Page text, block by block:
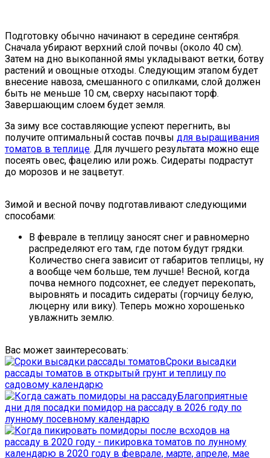
Подготовку обычно начинают в середине сентября.
Сначала убирают верхний слой почвы (около 40 см).
Затем на дно выкопанной ямы укладывают ветки, ботву
растений и овощные отходы. Следующим этапом будет
внесение навоза, смешанного с опилками, слой должен
быть не меньше 10 см, сверху насыпают торф.
Завершающим слоем будет земля.
За зиму все составляющие успеют перегнить, вы
получите оптимальный состав почвы для выращивания
томатов в теплице. Для лучшего результата можно еще
посеять овес, фацелию или рожь. Сидераты подрастут
до морозов и не зацветут.
Зимой и весной почву подготавливают следующими
способами:
В феврале в теплицу заносят снег и равномерно
распределяют его там, где потом будут грядки.
Количество снега зависит от габаритов теплицы, ну
а вообще чем больше, тем лучше! Весной, когда
почва немного подсохнет, ее следует перекопать,
выровнять и посадить сидераты (горчицу белую,
люцерну или вику). Теперь можно хорошенько
увлажнить землю.
Вас может заинтересовать:
Сроки высадки
рассады томатов в открытый грунт и теплицу по
садовому календарю
Благоприятные
дни для посадки помидор на рассаду в 2026 году по
лунному посевному календарю